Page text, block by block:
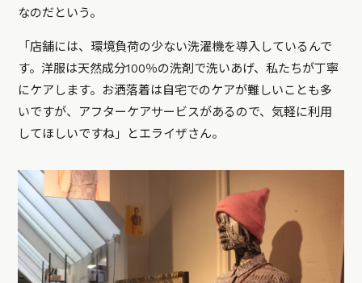
なのだという。
「店舗には、環境負荷の少ない洗濯機を導入しているんで
す。洋服は天然成分100％の洗剤で洗いあげ、私たちが丁寧
にケアします。お洒落着は自宅でのケアが難しいことも多
いですが、アフターケアサービスがあるので、気軽に利用
してほしいですね」とエライザさん。